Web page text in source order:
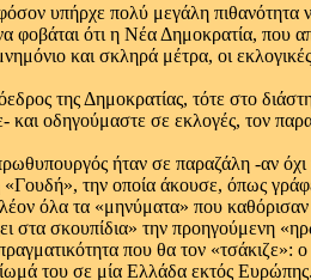
υπήρχε πολύ μεγάλη
ότι η Νέα Δημοκρατία, που
και σκληρά μέτρα, οι
της Δημοκρατίας, τότε στο
οδηγούμαστε σε εκλογές, τον
ήταν σε παραζάλη -αν
την οποία άκουσε, όπως
όλα τα «μηνύματα» που
σκουπίδια» την προηγούμενη
που θα τον «τσάκιζε»:
του σε μία Ελλάδα εκτός Ευρώπης.